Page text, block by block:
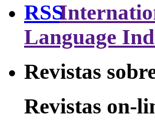
Language
Revistas
Revistas on-